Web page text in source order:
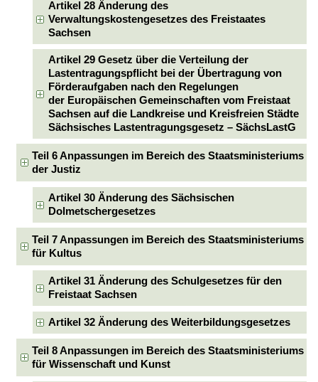
Artikel 28 Änderung des
Verwaltungskostengesetzes des Freistaates
Sachsen
Artikel 29 Gesetz über die Verteilung der
Lastentragungspflicht bei der Übertragung von
Förderaufgaben nach den Regelungen
der Europäischen Gemeinschaften vom Freistaat
Sachsen auf die Landkreise und Kreisfreien Städte
Sächsisches Lastentragungsgesetz – SächsLastG
Teil 6 Anpassungen im Bereich des Staatsministeriums
der Justiz
Artikel 30 Änderung des Sächsischen
Dolmetschergesetzes
Teil 7 Anpassungen im Bereich des Staatsministeriums
für Kultus
Artikel 31 Änderung des Schulgesetzes für den
Freistaat Sachsen
Artikel 32 Änderung des Weiterbildungsgesetzes
Teil 8 Anpassungen im Bereich des Staatsministeriums
für Wissenschaft und Kunst